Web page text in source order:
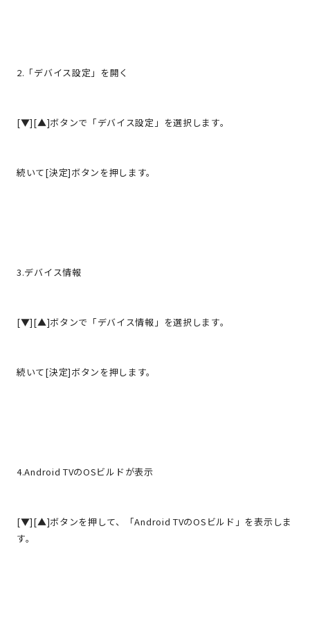
2.「デバイス設定」を開く
[▼][▲]ボタンで「デバイス設定」を選択します。
続いて[決定]ボタンを押します。
3.デバイス情報
[▼][▲]ボタンで「デバイス情報」を選択します。
続いて[決定]ボタンを押します。
4.Android TVのOSビルドが表示
[▼][▲]ボタンを押して、「Android TVのOSビルド」を表示しま
す。